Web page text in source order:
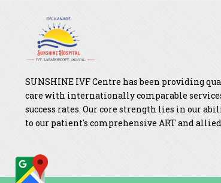
SUNSHINE IVF Centre has been providing
care with internationally comparable
success rates. Our core strength lies in our
to our patient's comprehensive ART and